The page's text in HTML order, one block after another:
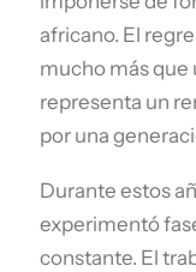
africano. El
mucho más que
representa un
por una
Durante estos
experimentó
constante. El